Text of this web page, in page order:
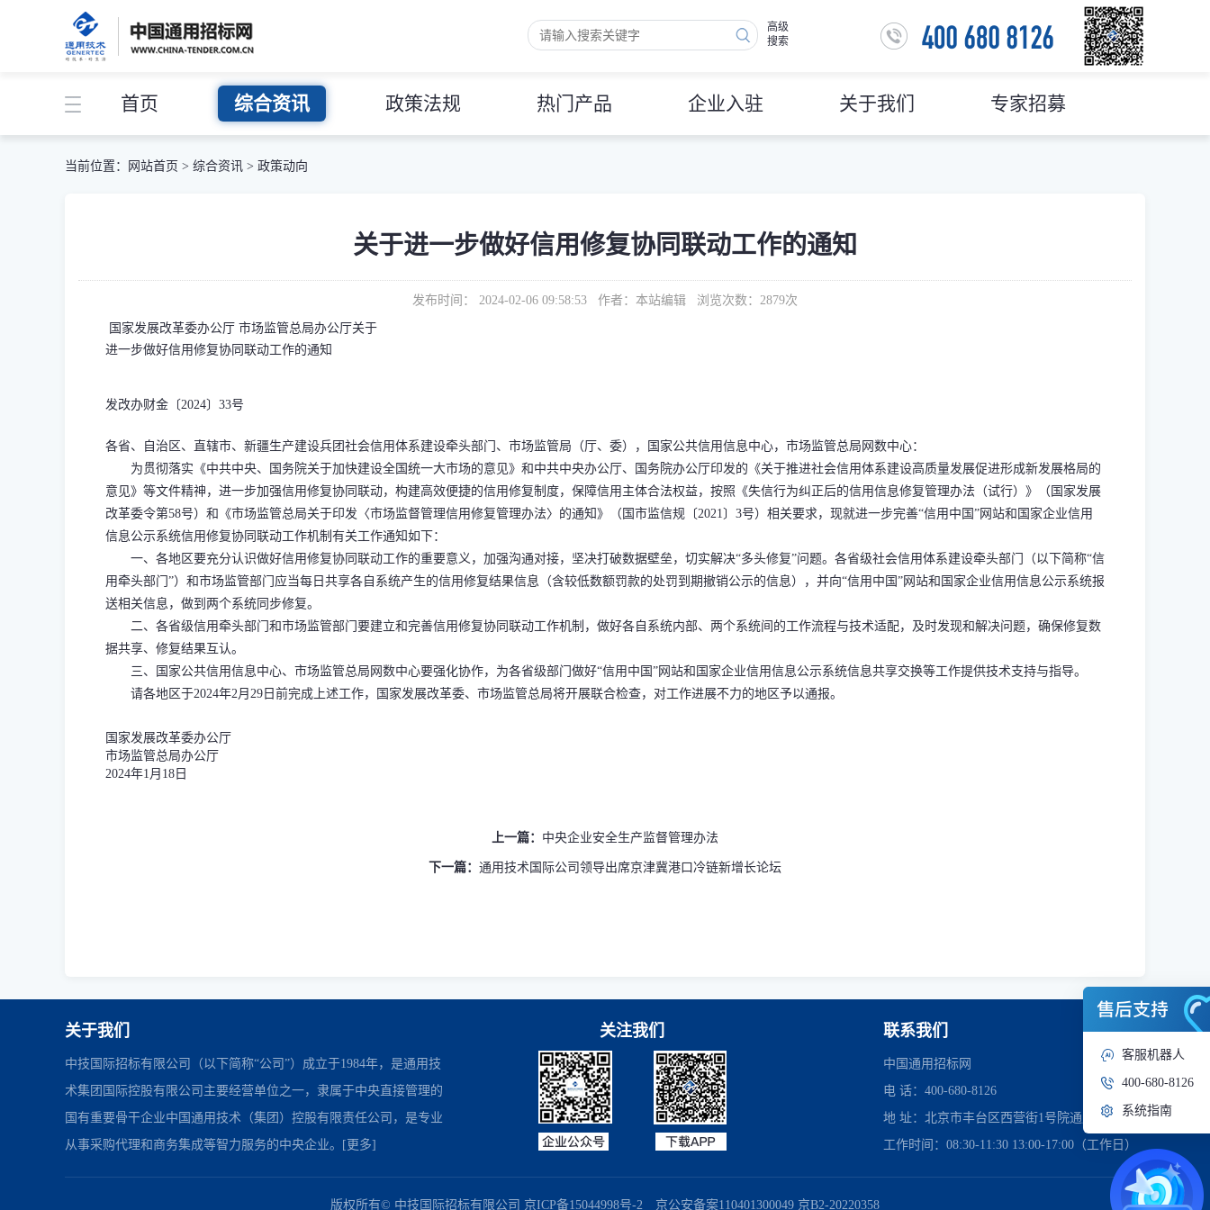
高级
搜索
首页 综合资讯 政策法规 热门产品 企业入驻 关于我们 专家招募
当前位置： 网站首页 > 综合资讯 > 政策动向
关于进一步做好信用修复协同联动工作的通知
发布时间： 2024-02-06 09:58:53 作者：本站编辑 浏览次数： 2879次
国家发展改革委办公厅 市场监管总局办公厅关于
进一步做好信用修复协同联动工作的通知
发改办财金〔2024〕33号
各省、自治区、直辖市、新疆生产建设兵团社会信用体系建设牵头部门、市场监管局（厅、委），国家公共信用信息中心，市场监管总局网数中心：
为贯彻落实《中共中央、国务院关于加快建设全国统一大市场的意见》和中共中央办公厅、国务院办公厅印发的《关于推进社会信用体系建设高质量发展促进形成新发展格局的
意见》等文件精神，进一步加强信用修复协同联动，构建高效便捷的信用修复制度，保障信用主体合法权益，按照《失信行为纠正后的信用信息修复管理办法（试行）》（国家发展
改革委令第58号）和《市场监管总局关于印发〈市场监督管理信用修复管理办法〉的通知》（国市监信规〔2021〕3号）相关要求，现就进一步完善“信用中国”网站和国家企业信用
信息公示系统信用修复协同联动工作机制有关工作通知如下：
一、各地区要充分认识做好信用修复协同联动工作的重要意义，加强沟通对接，坚决打破数据壁垒，切实解决“多头修复”问题。各省级社会信用体系建设牵头部门（以下简称“信
用牵头部门”）和市场监管部门应当每日共享各自系统产生的信用修复结果信息（含较低数额罚款的处罚到期撤销公示的信息），并向“信用中国”网站和国家企业信用信息公示系统报
送相关信息，做到两个系统同步修复。
二、各省级信用牵头部门和市场监管部门要建立和完善信用修复协同联动工作机制，做好各自系统内部、两个系统间的工作流程与技术适配，及时发现和解决问题，确保修复数
据共享、修复结果互认。
三、国家公共信用信息中心、市场监管总局网数中心要强化协作，为各省级部门做好“信用中国”网站和国家企业信用信息公示系统信息共享交换等工作提供技术支持与指导。
请各地区于2024年2月29日前完成上述工作，国家发展改革委、市场监管总局将开展联合检查，对工作进展不力的地区予以通报。
国家发展改革委办公厅
市场监管总局办公厅
2024年1月18日
上一篇： 中央企业安全生产监督管理办法
下一篇： 通用技术国际公司领导出席京津冀港口冷链新增长论坛
关于我们
中技国际招标有限公司（以下简称“公司”）成立于1984年，是通用技
术集团国际控股有限公司主要经营单位之一，隶属于中央直接管理的
国有重要骨干企业中国通用技术（集团）控股有限责任公司，是专业
从事采购代理和商务集成等智力服务的中央企业。
[更多]
关注我们 联系我们
中国通用招标网
电 话：400-680-8126
地 址：北京市丰台区西营街1号院通用时代中心
工作时间：08:30-11:30 13:00-17:00（工作日）
版权所有© 中技国际招标有限公司 京ICP备15044998号-2 京公安备案110401300049 京B2-20220358
客服机器人
400-680-8126
系统指南